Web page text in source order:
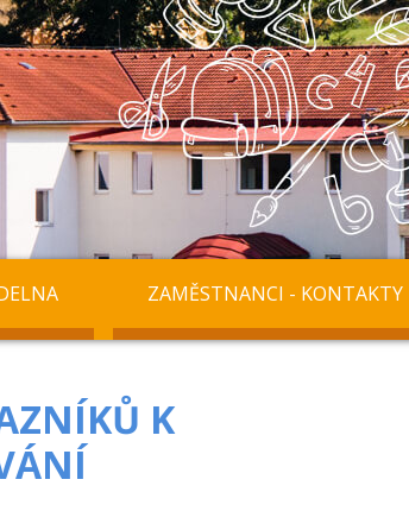
ZAMĚSTNANCI - KONTAKTY
K